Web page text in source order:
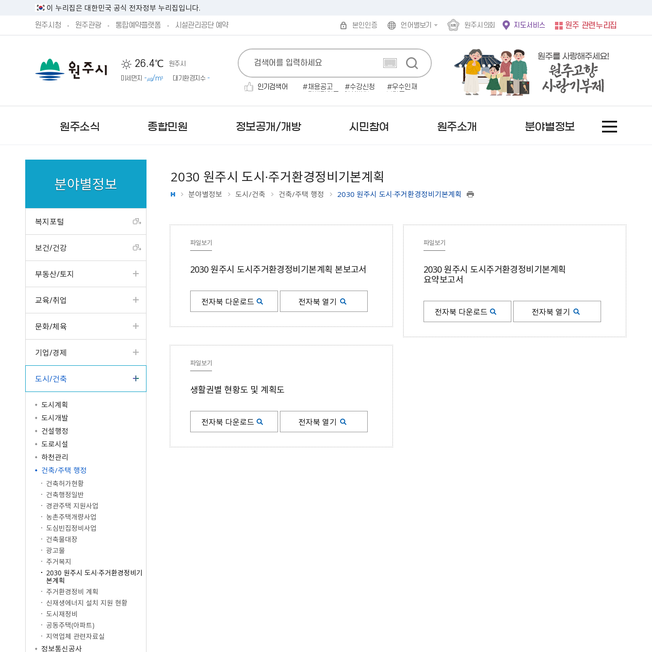
이 누리집은 대한민국 공식 전자정부 누리집입니다.
원주시청 원주관광 통합예약플랫폼 시설관리공단 예약 본인인증 언어별보기 원주시의회 지도서비스 원주 관련누리집
26.4℃
원주시
미세먼지 -㎍/m³ 대기환경지수 -
인기검색어 채용공고 수강신청
우수인재
원주소식
문화행사
읍면동 소식
반상회 소식지
공동주택 알림방
타기관 소식
원주시 공고
원주시 고시
입법예고
분묘개장공고
공공기관 공고
타기관 공고/고시
보도자료
정례브리핑
시험계획 공고
험 공고
최종합격자 및 임용등록 공
2022. 3.31. 이전 공고
강원특별자치도 시험정보/
홍보사진
원주시시보
종합민원
단구‧반곡관설 행정복지센
터
구술·전화 민원
사전심사청구제
문서24 안내
민원콜센터
행정정보공동이용 안내
민원조정위원회
민원상담 신청
무인민원발급
24）
민원편람/서식
Ⅰ
2025 원주시 민원편람
2026 원주시 민원편람
Ⅰ
2026 원주시 민원편람
Ⅱ
후속절차안내문
여권의교부
여권접수 온라인 사전예약
지방세 안내/납부(WeT
AX)
지방세 상담챗봇
차량등록민원
자동차과태료납부（We
관련사이트
정보공개/개방
시장직 인수위원회 활동보
고서
업무계획
주요성과
일반현황
인사발령/교류신청
조직운영정보
시정평가
인구현황/통계연보
행정심판 결과
행정서비스헌장
예산서 공개
예산안 공개
성인지예산서
결산현황
세입세출현황공개
지방재정공시
중기지방재정계획
기금운용계획
고액·상시체납자공개
시유재산 현황
보조금 정산결과
지방공기업
학술연구용역 결과
중요재산공시
재정용어사전
발주계획
개찰공고
하도급계약현황
준공검사
대가지급현황
민간투자사업현황
감사결과/반부패청렴시책
공무국외출장보고서
주요투자사업 추진결과
공용차량 운영현황
민간위탁평가결과
정보공개제도란?
원문정보공개
개인정보 이용·제3자제공
민원처리/행정처분
공공저작물 이용안내
공공저작물 자료실
공공데이터
시민참여
제안하기
공개제안
나의제안
우수제안사례
국민생각함
주민참여 예산 안내
제안하기
제안하기(2022년 4월 30
일 이전)
알림마당
규제개혁안내
규제입증요청
부패·공익신고
소극행정신고센터
예산낭비신고
지방보조금 부정수급 신고
주민감사청구
지방규제개혁신문고
전동킥보드 불법 주정차
신고
설문조사
적극행정 우수사례
개별주택가격 카카오톡 알
개별공시지가 카카오 알림
톡신청
처 가맹점 모집
원주소개
원주의 상징
원주의 인물
원주시 기본계획
혁신도시 공공청사
기구 및 조직
업무별 전화번호
청사안내
찾아오시는길
읍면동 한눈에 보기
문막읍
소초면
신림면
중앙동
명륜1동
명륜2동
일산동
태장1동
태장2동
터
미국 로아노크
중국 허페이
일본 히가시마츠야마
서울시
성남시
강남구
서울 서대문구
경기 김포시
후보자 공적 의견접수
원주고향사랑기부제
공지사항
명예의전당
기부금현황
답례품 현황
답례품 추천
분야별정보
분야별정보
복지포털
보건/건강
부동산/토지
교육/취업
문화/체육
기업/경제
도시/건축
도시계획
도시개발
건설행정
도로시설
하천관리
건축/주택 행정
건축허가현황
건축행정일반
경관주택 지원사업
농촌주택개량사업
도심빈집정비사업
건축물대장
광고물
주거복지
2030 원주시 도시·주거환경정비기
본계획
주거환경정비 계획
신재생에너지 설치 지원 현황
도시재정비
공동주택(아파트)
지역업체 관련자료실
정보통신공사
2030 원주시 도시·주거환경정비기본계획
분야별정보 도시/건축 건축/주택 행정 2030 원주시 도시·주거환경정비기본계획
파일보기
2030 원주시 도시주거환경정비기본계획 본보고서
전자북 다운로드 전자북 열기
파일보기
2030 원주시 도시주거환경정비기본계획
요약보고서
전자북 다운로드 전자북 열기
파일보기
생활권별 현황도 및 계획도
전자북 다운로드 전자북 열기